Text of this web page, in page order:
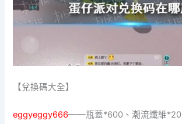
【兌換碼大全】
eggyeggy666——瓶蓋*600、潮流纖維*20